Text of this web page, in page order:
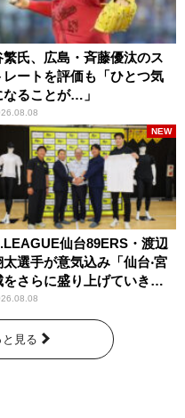
繁氏、広島・斉藤優汰のス
レートを評価も「ひとつ気
なることが…」
仙台89ERS・渡辺
太選手が意気込み「仙台‧宮
をさらに盛り上げていきた
す」
NEW
見る